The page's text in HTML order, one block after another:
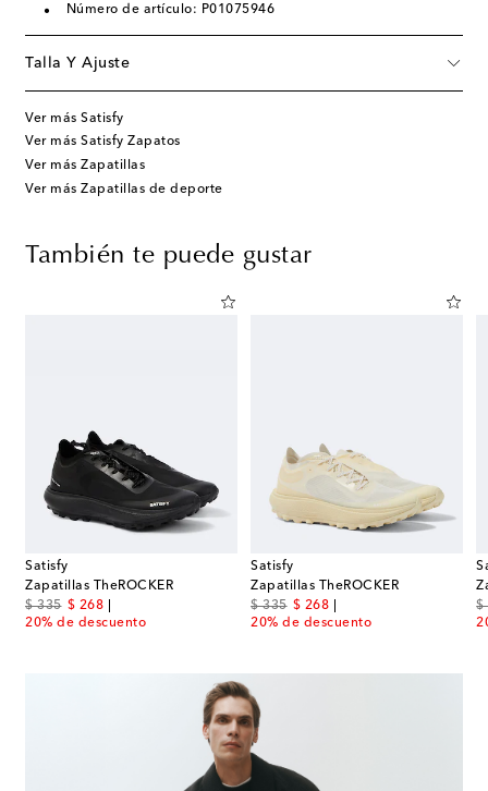
Número de artículo: P01075946
Talla Y Ajuste
Ver más Satisfy
Ver más Satisfy Zapatos
Ver más Zapatillas
Ver más Zapatillas de deporte
También te puede gustar
Satisfy
Zapatillas TheROCKER
$ 335
original price
$ 268
discount price
20% de descuento
Satisfy
Zapatillas TheROCKER
$ 335
original price
$ 268
discount price
20% de descuento
$